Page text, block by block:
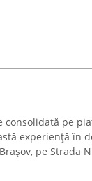
pe
experiență în
pe Strada